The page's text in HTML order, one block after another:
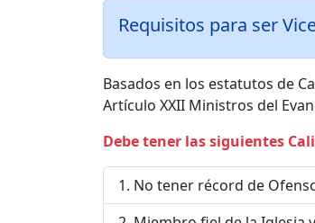
Requisitos para ser
Basados en los estatutos de
Artículo XXII Ministros del
Debe tener las siguientes
No tener récord de